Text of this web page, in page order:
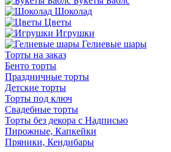
Шоколад
Цветы
Игрушки
Гелиевые шары
Торты на заказ
Бенто торты
Праздничные торты
Детские торты
Торты под ключ
Свадебные торты
Торты без декора с Надписью
Пирожные, Капкейки
Пряники, Кендибары